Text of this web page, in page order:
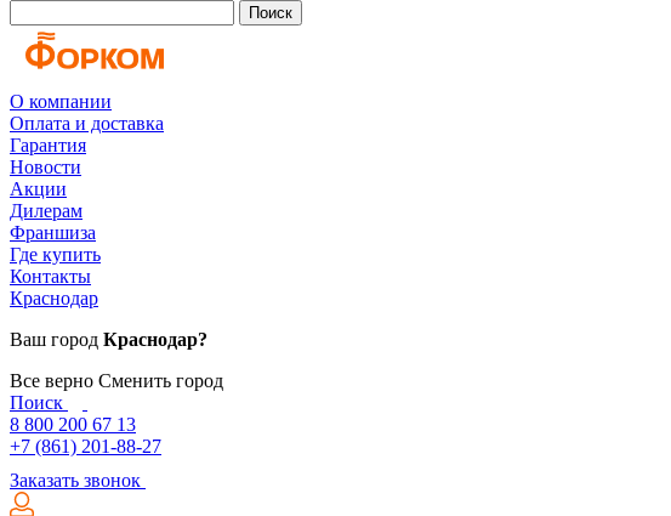
Поиск
О компании
Оплата и доставка
Гарантия
Новости
Акции
Дилерам
Франшиза
Где купить
Контакты
Краснодар
Ваш город Краснодар?
Все верно Сменить город
Поиск
8 800 200 67 13
+7 (861) 201-88-27
Заказать звонок